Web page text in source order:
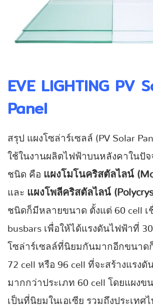
EVE LIGHTING PV
Panel
สรุป แผงโซล่าร์เซลล์ (PV Solar
ใช้ในงานผลิตไฟฟ้าบนหลังคาในปั
ชนิด คือ แผงโมโนคริสตัลไลน์
และ แผงโพลีคริสตัลไลน์
ชนิดก็มีหลายขนาด ตั้งแต่ 60 cell เ
busbars เพื่อให้ได้แรงดันไฟฟ้าที่
โซล่าร์เซลล์ที่นิยมกันมากอีกขนาด
72 cell หรือ 96 cell ที่จะสร้างแรงดั
มากกว่าประเภท 60 cell โดยแผงข
เป็นที่นิยมในเอเซีย รวมถึงประเทศ